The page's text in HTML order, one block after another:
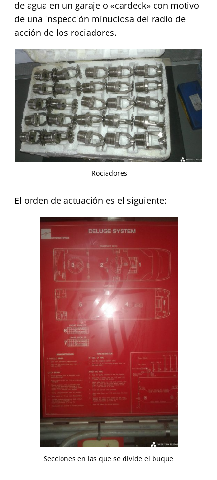
de agua en un garaje o «cardeck» con motivo
de una inspección minuciosa del radio de
acción de los rociadores.
Rociadores
El orden de actuación es el siguiente:
Secciones en las que se divide el buque